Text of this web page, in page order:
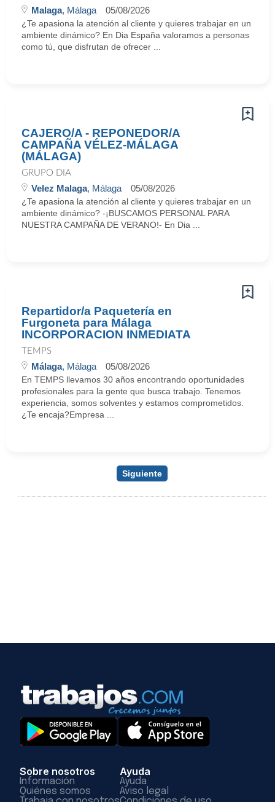
Malaga, Málaga 05/08/2026
¿Te apasiona la atención al cliente y quieres trabajar en un
ambiente dinámico? En Dia España valoramos a personas
como tú, que disfrutan de ofrecer ...
CAJERO/A - REPONEDOR/A
CAMPAÑA VÉLEZ-MÁLAGA
(MÁLAGA)
GRUPO DIA
Velez Malaga, Málaga 05/08/2026
¿Te apasiona la atención al cliente y quieres trabajar en un
ambiente dinámico? -¡BUSCAMOS PERSONAL PARA
NUESTRA CAMPAÑA DE VERANO!- En Dia ...
Repartidor/a Paquetería en
Furgoneta para Málaga
INCORPORACION INMEDIATA
TEMPS
Málaga, Málaga 05/08/2026
En TEMPS llevamos 30 años encontrando oportunidades
profesionales para la gente que busca trabajo. Tenemos
experiencia, somos solventes y estamos comprometidos.
¿Te encaja?Empresa ...
Siguiente
Sobre nosotros
Información
Quiénes somos
Ayuda
Ayuda
Aviso legal